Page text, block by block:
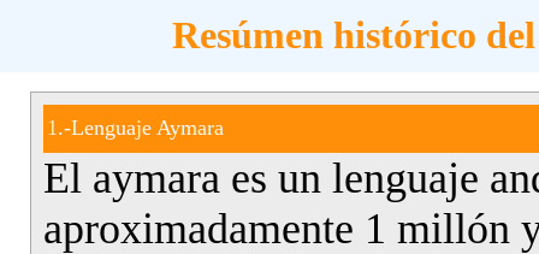
Resúmen histórico
1.-Lenguaje Aymara
El aymara es un lenguaje
aproximadamente 1 millón